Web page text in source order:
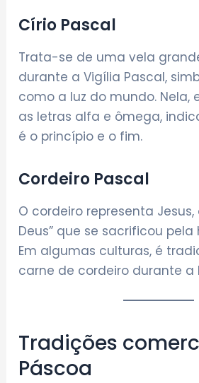
Círio Pascal
Trata-se de uma vela
durante a Vigília Pascal,
como a luz do mundo. Nela,
as letras alfa e ômega,
é o princípio e o fim.
Cordeiro Pascal
O cordeiro representa Jesus,
Deus” que se sacrificou
Em algumas culturas, é
carne de cordeiro durante a
Tradições
Páscoa